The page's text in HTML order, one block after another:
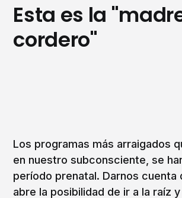
Esta es la
cordero"
Los programas más arraigados
en nuestro subconsciente, se
período prenatal. Darnos cuenta
abre la posibilidad de ir a la raíz